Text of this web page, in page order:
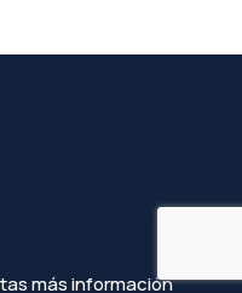
más información